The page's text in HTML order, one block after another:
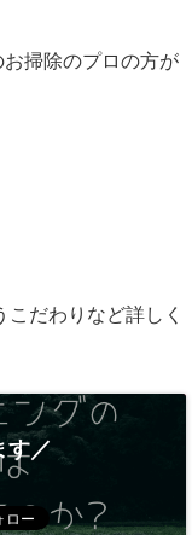
掃除のプロの方が
だわりなど詳しく
す／